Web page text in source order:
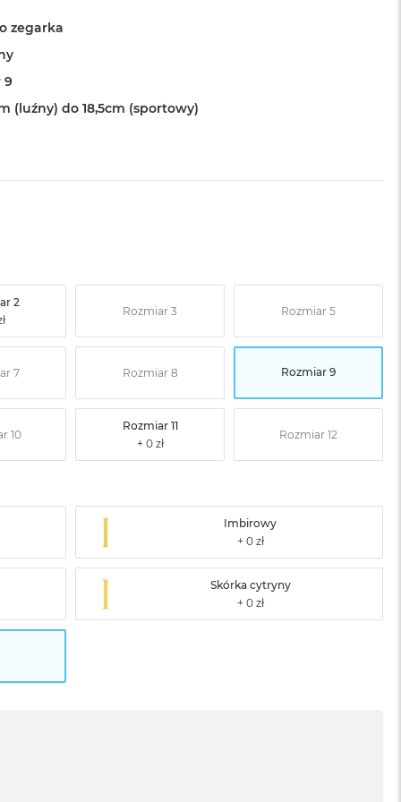
zegarka
9
(luźny) do 18,5cm (sportowy)
2
Rozmiar 3 Rozmiar 5
7 Rozmiar 8 Rozmiar 9
10
Rozmiar 11
Rozmiar 12
Imbirowy
Skórka cytryny